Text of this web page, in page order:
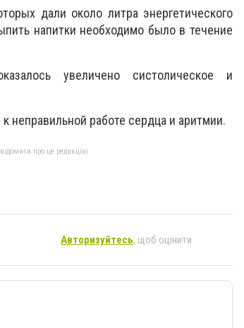
дали около литра энергетического
напитки необходимо было в течение
увеличено систолическое и
неправильной работе сердца и аритмии.
про це редакцію
Авторизуйтесь, щоб оцінити